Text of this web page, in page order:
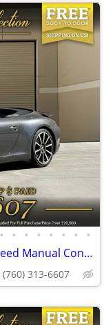
• • • • • • • •
This 2013 Porsche 911 Carrera S 7 Speed Manual Convertible is simply E
313-6607